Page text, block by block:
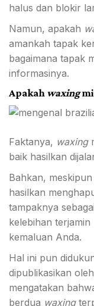
halus dan blokir
Namun, apakah
amankah tapak
bagaimana tapak
informasinya.
Apakah waxingm
Faktanya, waxing
baik hasilkan
Bahkan,
hasilkan
tampaknya
kelebihan terjamin
kemaluan Anda.
Hal ini pun
dipublikasikan
mengatakan
berdua waxing